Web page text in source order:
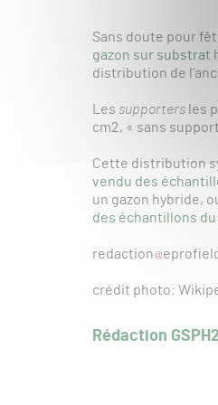
Sans doute pour
gazon sur substrat
distribution de
Les supporters les
cm2, « sans
Cette distribution
vendu des
un gazon hybride,
des échantillons du
redaction
crédit photo:
Rédaction